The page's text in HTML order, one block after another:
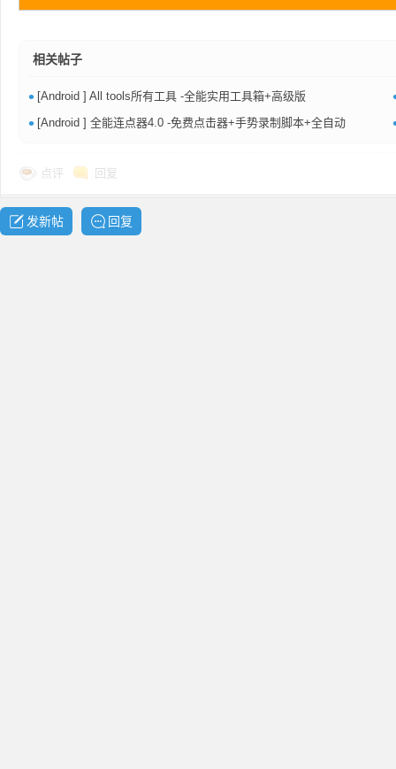
相关帖子
• [Android ] All tools所有工具 -全能实用工具箱+高级版
• [Android ] 全能连点器4.0 -免费点击器+手势录制脚本+全自动
点评 回复
发新帖 回复